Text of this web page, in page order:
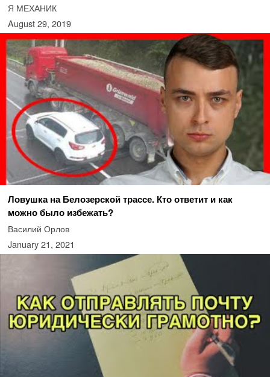
Я МЕХАНИК
August 29, 2019
Ловушка на Белозерской трассе. Кто ответит и как
можно было избежать?
Василий Орлов
January 21, 2021